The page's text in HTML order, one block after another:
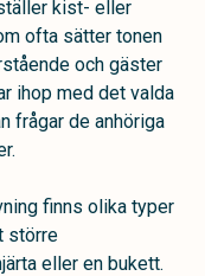
kist- eller
ofta sätter tonen
och gäster
ihop med det valda
frågar de anhöriga
finns olika typer
större
eller en bukett.